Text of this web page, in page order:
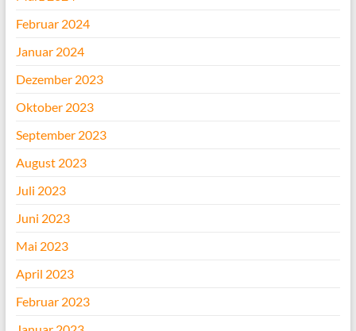
Februar 2024
Januar 2024
Dezember 2023
Oktober 2023
September 2023
August 2023
Juli 2023
Juni 2023
Mai 2023
April 2023
Februar 2023